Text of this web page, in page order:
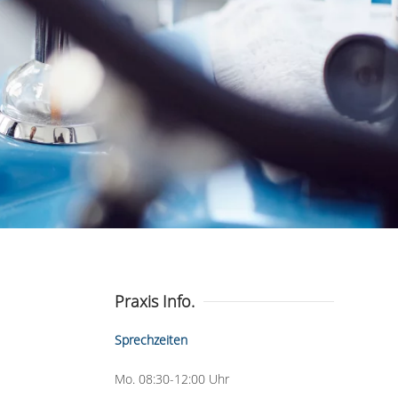
Praxis Info.
Sprechzeiten
Mo. 08:30-12:00 Uhr